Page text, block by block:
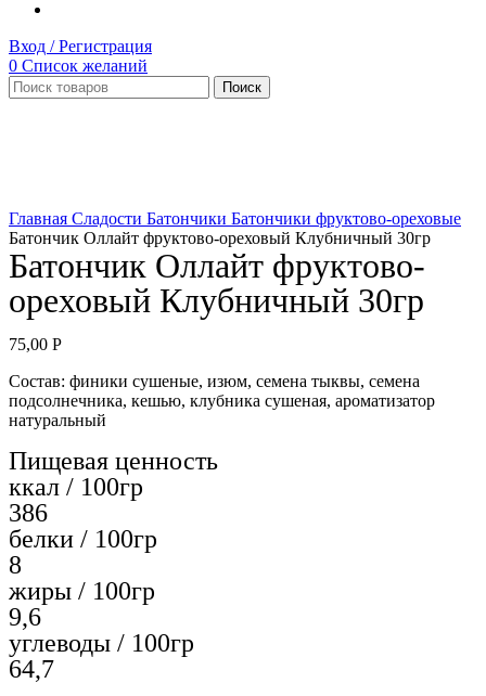
Вход / Регистрация
0 Список желаний
Поиск
Главная Сладости Батончики Батончики фруктово-ореховые
Батончик Оллайт фруктово-ореховый Клубничный 30гр
Батончик Оллайт фруктово-
ореховый Клубничный 30гр
75,00 Р
Состав: финики сушеные, изюм, семена тыквы, семена
подсолнечника, кешью, клубника сушеная, ароматизатор
натуральный
Пищевая ценность
ккал / 100гр
386
белки / 100гр
8
жиры / 100гр
9,6
углеводы / 100гр
64,7